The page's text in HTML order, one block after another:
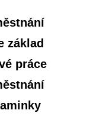
základ
práce